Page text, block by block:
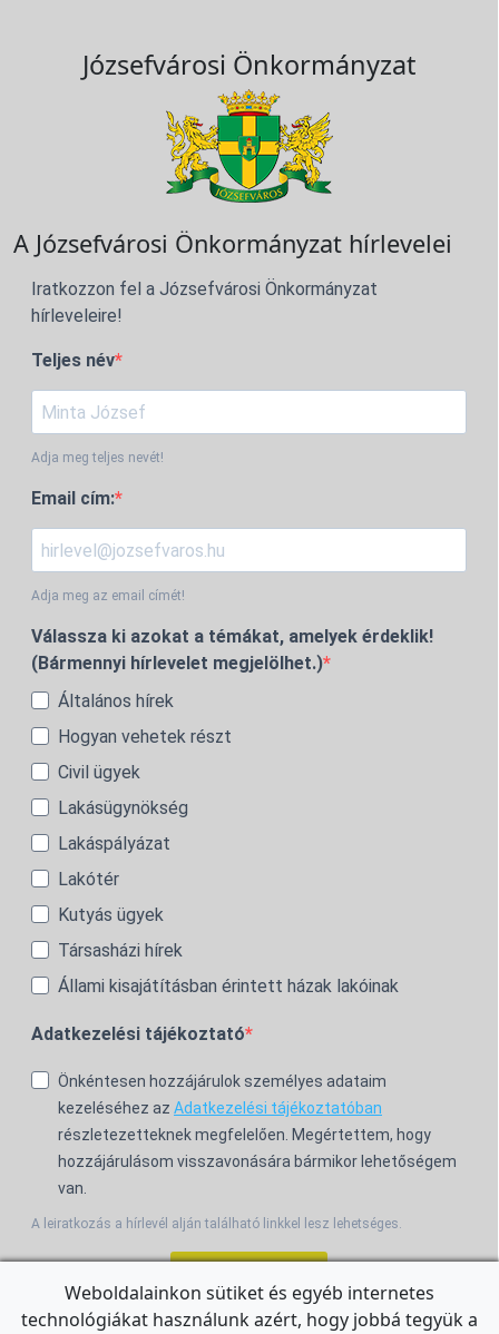
Józsefvárosi Önkormányzat
A Józsefvárosi Önkormányzat hírlevelei
Iratkozzon fel a Józsefvárosi Önkormányzat
hírleveleire!
Teljes név
Adja meg teljes nevét!
Email cím:
Adja meg az email címét!
Válassza ki azokat a témákat, amelyek érdeklik!
(Bármennyi hírlevelet megjelölhet.)
Általános hírek
Hogyan vehetek részt
Civil ügyek
Lakásügynökség
Lakáspályázat
Lakótér
Kutyás ügyek
Társasházi hírek
Állami kisajátításban érintett házak lakóinak
Adatkezelési tájékoztató
Önkéntesen hozzájárulok személyes adataim
kezeléséhez az Adatkezelési tájékoztatóban
részletezetteknek megfelelően. Megértettem, hogy
hozzájárulásom visszavonására bármikor lehetőségem
van.
A leiratkozás a hírlevél alján található linkkel lesz lehetséges.
Weboldalainkon sütiket és egyéb internetes
technológiákat használunk azért, hogy jobbá tegyük a